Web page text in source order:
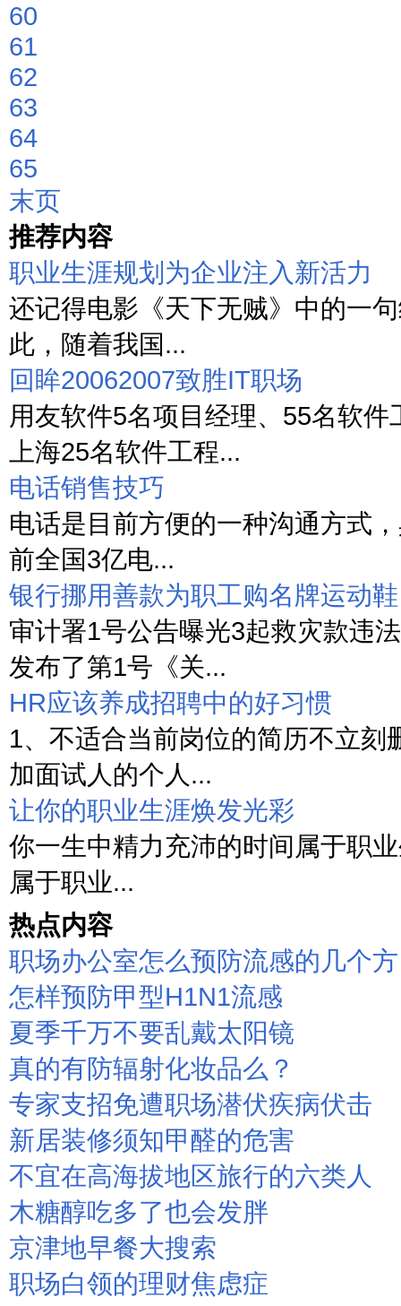
60
61
62
63
64
65
末页
推荐内容
职业生涯规划为企业注入新活力
还记得电影《天下无贼》中的一
此，随着我国...
回眸20062007致胜IT职场
用友软件5名项目经理、55名软
上海25名软件工程...
电话销售技巧
电话是目前方便的一种沟通方式
前全国3亿电...
银行挪用善款为职工购名牌运动鞋
审计署1号公告曝光3起救灾款违
发布了第1号《关...
HR应该养成招聘中的好习惯
1、不适合当前岗位的简历不立
加面试人的个人...
让你的职业生涯焕发光彩
你一生中精力充沛的时间属于职
属于职业...
热点内容
职场办公室怎么预防流感的几个方
怎样预防甲型H1N1流感
夏季千万不要乱戴太阳镜
真的有防辐射化妆品么？
专家支招免遭职场潜伏疾病伏击
新居装修须知甲醛的危害
不宜在高海拔地区旅行的六类人
木糖醇吃多了也会发胖
京津地早餐大搜索
职场白领的理财焦虑症